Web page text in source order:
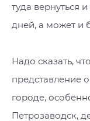
туда вернуться
дней, а может и
Надо сказать,
представление
городе,
Петрозаводск,